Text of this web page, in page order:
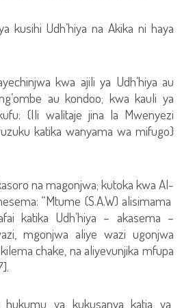
kusihi Udh’hiya na Akika ni haya
kwa ajili ya Udh’hiya au
au kondoo; kwa kauli ya
{Ili walitaje jina la Mwenyezi
katika wanyama wa mifugo}
na magonjwa; kutoka kwa Al-
“Mtume (S.A.W) alisimama
katika Udh’hiya – akasema –
mgonjwa aliye wazi ugonjwa
chake, na aliyevunjika mfupa
ya kukusanya katia ya